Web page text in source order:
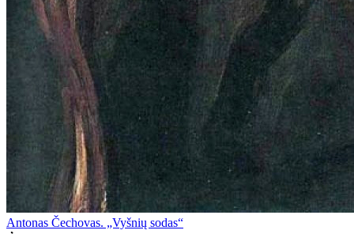
Antonas Čechovas. „Vyšnių sodas“